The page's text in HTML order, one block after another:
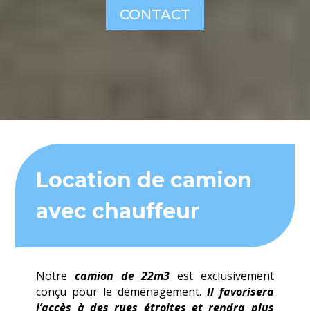
CONTACT
Location de camion
avec chauffeur
Notrecamion de 22m3 est exclusivement
conçu pour le déménagement. Il favorisera
l’accès à des rues étroites et rendra plus